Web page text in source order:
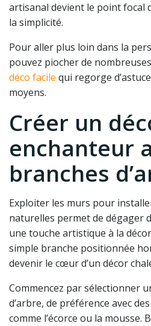
artisanal devient le point focal
la simplicité.
Pour aller plus loin dans la
pouvez piocher de
déco facile qui regorge
moyens.
Créer un
enchanteur
branches
Exploiter les murs pour
naturelles permet de dégager
une touche artistique à la
simple branche positionnée
devenir le cœur d’un décor
Commencez par sélectionner
d’arbre, de préférence avec
comme l’écorce ou la mousse.